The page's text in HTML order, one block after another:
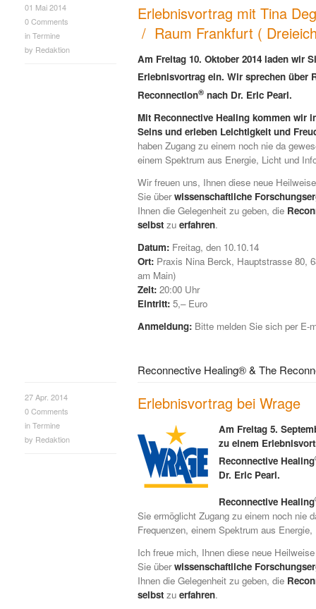
01 Mai 2014
0Comments
inTermine
by Redaktion
Erlebnisvortrag mit Tina
/ Raum Frankfurt (
Am Freitag 10. Oktober 2014 laden wir
Erlebnisvortrag ein. Wir sprechen über
Reconnection® nach Dr. Eric Pearl.
Mit Reconnective Healing kommen wir
Seins und erleben Leichtigkeit und
haben Zugang zu einem noch nie da
einem Spektrum aus Energie, Licht und
Wir freuen uns, Ihnen diese neue
Sie überwissenschaftliche
Ihnen die Gelegenheit zu geben, die
selbst zu erfahren.
Datum: Freitag, den 10.10.14
Ort: Praxis Nina Berck, Hauptstrasse 80,
am Main)
Zeit: 20:00 Uhr
Eintritt: 5,– Euro
Anmeldung: Bitte melden Sie sich per E-
Reconnective Healing® & The
27 Apr. 2014
0Comments
inTermine
by Redaktion
Erlebnisvortrag bei Wrage
Am Freitag 5.
zu einem
Reconnective Healing
Dr. Eric Pearl.
Reconnective Healing
Sie ermöglicht Zugang zu einem noch nie
Frequenzen, einem Spektrum aus
Ich freue mich, Ihnen diese neue
Sie überwissenschaftliche
Ihnen die Gelegenheit zu geben, die
selbst zu erfahren.